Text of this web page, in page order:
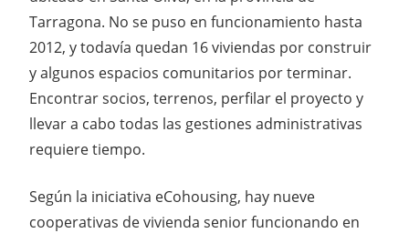
Tarragona. No se puso en funcionamiento hasta
2012, y todavía quedan 16 viviendas por construir
y algunos espacios comunitarios por terminar.
Encontrar socios, terrenos, perfilar el proyecto y
llevar a cabo todas las gestiones administrativas
requiere tiempo.
Según la iniciativa eCohousing, hay nueve
cooperativas de vivienda senior funcionando en